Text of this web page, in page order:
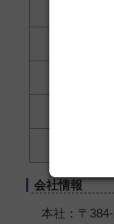
会社情報
本社：〒